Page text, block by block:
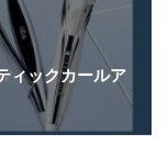
ィックカールア